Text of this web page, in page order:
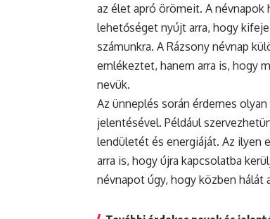
az élet apró örömeit. A névnapok
lehetőséget nyújt arra, hogy
számunkra. A Rázsony névnap
emlékeztet, hanem arra is, hogy
nevük.
Az ünneplés során érdemes
jelentésével. Például
lendületét és energiáját. Az ilyen
arra is, hogy újra kapcsolatba
névnapot úgy, hogy közben hálát